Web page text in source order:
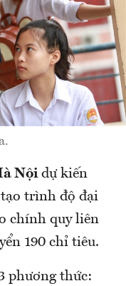
Nộidự kiến
trình độ đại
chính quy liên
190 chỉ tiêu.
phương thức: